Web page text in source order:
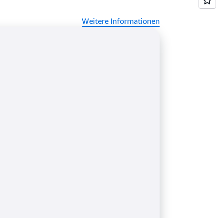
AWS SDKs oder die mobile App der
Weitere Informationen